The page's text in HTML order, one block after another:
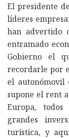
El presidente
líderes
han advertido
entramado
Gobierno el
recordarle por
el autonómovil
supone el rent
Europa,
grandes
turística, y